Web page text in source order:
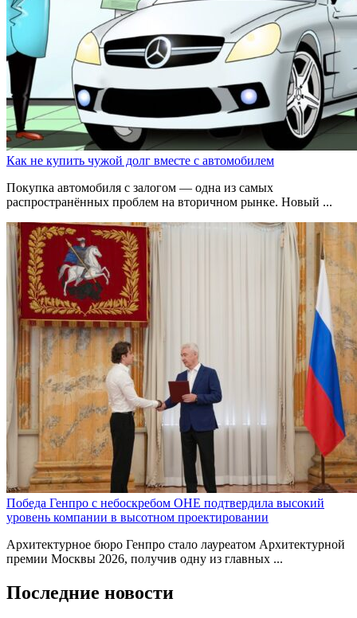
Как не купить чужой долг вместе с автомобилем
Покупка автомобиля с залогом — одна из самых
распространённых проблем на вторичном рынке. Новый ...
Победа Генпро с небоскребом ОНЕ подтвердила высокий
уровень компании в высотном проектировании
Архитектурное бюро Генпро стало лауреатом Архитектурной
премии Москвы 2026, получив одну из главных ...
Последние новости